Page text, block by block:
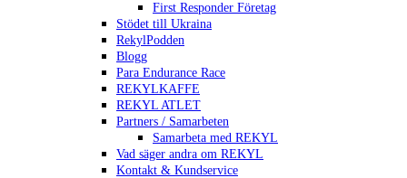
First Responder Företag
Stödet till Ukraina
RekylPodden
Blogg
Para Endurance Race
REKYLKAFFE
REKYL ATLET
Partners / Samarbeten
Samarbeta med REKYL
Vad säger andra om REKYL
Kontakt & Kundservice